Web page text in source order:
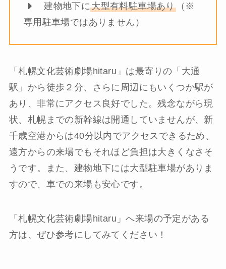
建物地下に大型有料駐車場あり（※
専用駐車場ではありません）
「札幌文化芸術劇場hitaru」は最寄りの「大通
駅」から徒歩２分、さらに周辺にもいくつか駅が
あり、非常にアクセス良好でした。残念ながら現
状、札幌までの新幹線は開通していませんが、新
千歳空港からは40分以内でアクセスできるため、
遠方からの来場でもそれほど負担は大きくなさそ
うです。また、建物地下には大型駐車場がありま
すので、車での来場も安心です。
「札幌文化芸術劇場hitaru」へ来場の予定がある
方は、ぜひ参考にしてみてください！